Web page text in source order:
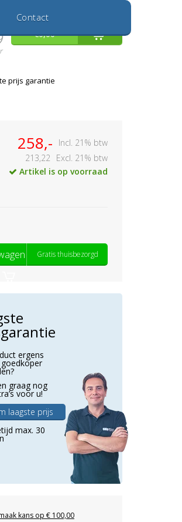
Inloggen
€0,00
Contact
prijs garantie
258,-
Incl. 21% btw
213,22 Excl. 21% btw
Artikel is op voorraad
Gratis thuisbezorgd
ergens
graag nog
voor u!
laagste prijs
max. 30
kans op € 100,00